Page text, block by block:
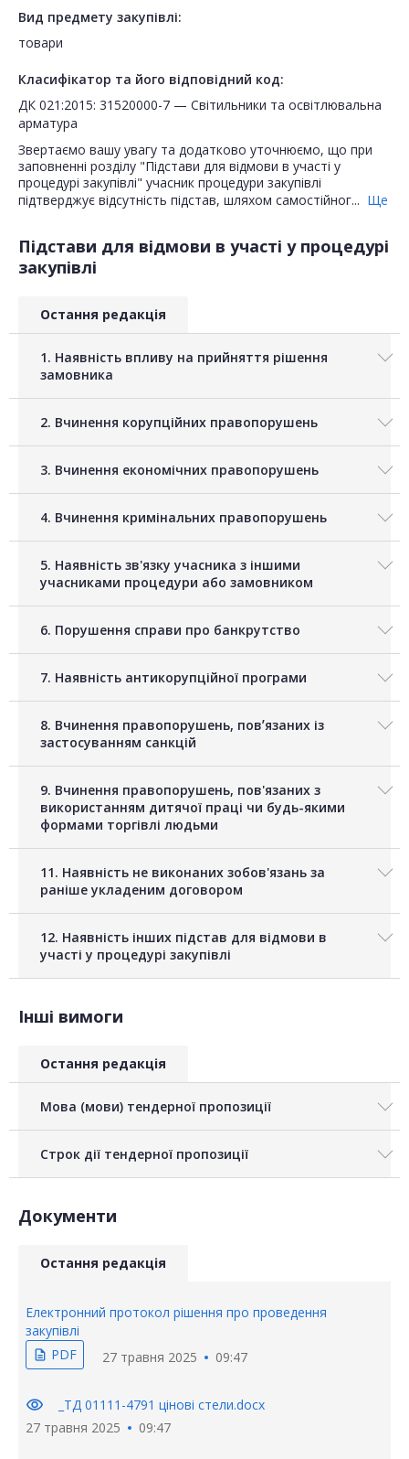
Вид предмету закупівлі:
товари
Класифікатор та його відповідний код:
ДК 021:2015: 31520000-7 — Світильники та освітлювальна
арматура
Звертаємо вашу увагу та додатково уточнюємо, що при
заповненні розділу "Підстави для відмови в участі у
процедурі закупівлі" учасник процедури закупівлі
підтверджує відсутність підстав, шляхом самостійног... Ще
Підстави для відмови в участі у процедурі
закупівлі
Остання редакція
1. Наявність впливу на прийняття рішення
замовника
2. Вчинення корупційних правопорушень
3. Вчинення економічних правопорушень
4. Вчинення кримінальних правопорушень
5. Наявність зв'язку учасника з іншими
учасниками процедури або замовником
6. Порушення справи про банкрутство
7. Наявність антикорупційної програми
8. Вчинення правопорушень, повʼязаних із
застосуванням санкцій
9. Вчинення правопорушень, пов'язаних з
використанням дитячої праці чи будь-якими
формами торгівлі людьми
11. Наявність не виконаних зобов'язань за
раніше укладеним договором
12. Наявність інших підстав для відмови в
участі у процедурі закупівлі
Інші вимоги
Остання редакція
Мова (мови) тендерної пропозиції
Строк дії тендерної пропозиції
Документи
Остання редакція
Електронний протокол рішення про проведення
закупівлі
description PDF 27 травня 2025 09:47
visibility
_ТД 01111-4791 цінові стели.docx
27 травня 2025
09:47